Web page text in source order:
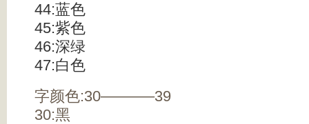
44:蓝色
45:紫色
46:深绿
47:白色
字颜色:30———–39
30:黑